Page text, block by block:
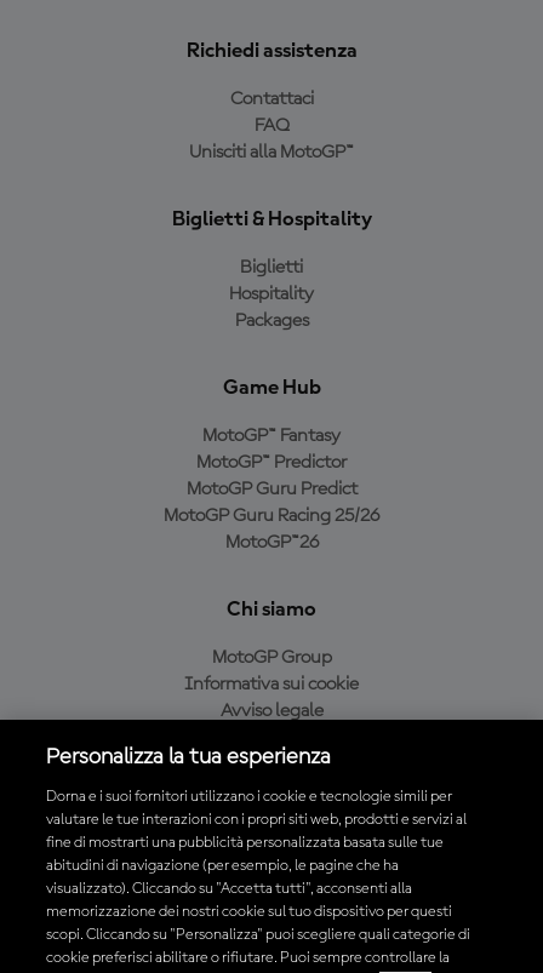
Richiedi assistenza
Contattaci
FAQ
Unisciti alla MotoGP™
Biglietti & Hospitality
Biglietti
Hospitality
Packages
Game Hub
MotoGP™ Fantasy
MotoGP™ Predictor
MotoGP Guru Predict
MotoGP Guru Racing 25/26
MotoGP™26
Chi siamo
MotoGP Group
Informativa sui cookie
Avviso legale
Condizioni di acquisto
Scarica l'app ufficiale MotoGP™
Personalizza la tua esperienza
Dorna e i suoi fornitori utilizzano i cookie e tecnologie simili per
valutare le tue interazioni con i propri siti web, prodotti e servizi al
fine di mostrarti una pubblicità personalizzata basata sulle tue
abitudini di navigazione (per esempio, le pagine che ha
visualizzato). Cliccando su "Accetta tutti", acconsenti alla
memorizzazione dei nostri cookie sul tuo dispositivo per questi
scopi. Cliccando su "Personalizza" puoi scegliere quali categorie di
cookie preferisci abilitare o rifiutare. Puoi sempre controllare la